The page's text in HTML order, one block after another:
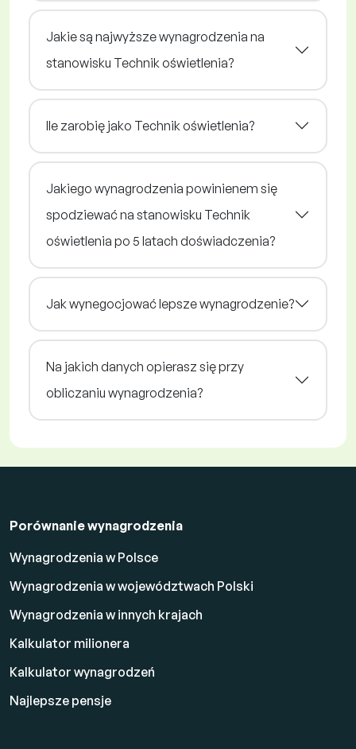
Jakie są najwyższe wynagrodzenia na
stanowisku Technik oświetlenia?
Ile zarobię jako Technik oświetlenia?
Jakiego wynagrodzenia powinienem się
spodziewać na stanowisku Technik
oświetlenia po 5 latach doświadczenia?
Jak wynegocjować lepsze wynagrodzenie?
Na jakich danych opierasz się przy
obliczaniu wynagrodzenia?
Porównanie wynagrodzenia
Wynagrodzenia w Polsce
Wynagrodzenia w województwach Polski
Wynagrodzenia w innych krajach
Kalkulator milionera
Kalkulator wynagrodzeń
Najlepsze pensje